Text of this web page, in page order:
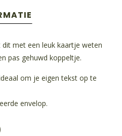
dit met een leuk kaartje weten
pas gehuwd koppeltje.
om je eigen tekst op te
envelop.